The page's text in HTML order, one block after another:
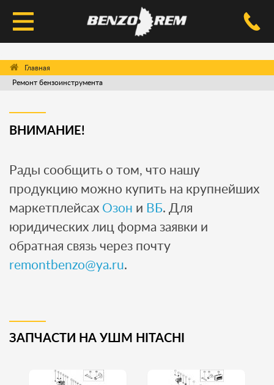
КОНТАКТЫ
Ремонт бензоинструмента
ВНИМАНИЕ!
Рады сообщить о том, что нашу
продукцию можно купить на крупнейших
маркетплейсах Озон и ВБ. Для
юридических лиц форма заявки и
обратная связь через почту
remontbenzo@ya.ru.
ЗАПЧАСТИ НА УШМ HITACHI